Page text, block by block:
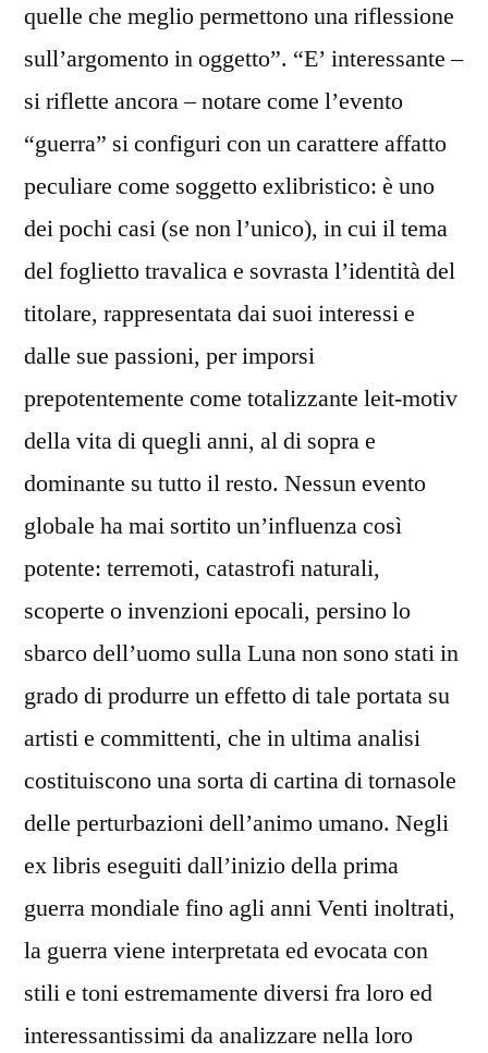
quelle che meglio permettono una riflessione
sull’argomento in oggetto”. “E’ interessante –
si riflette ancora – notare come l’evento
“guerra” si configuri con un carattere affatto
peculiare come soggetto exlibristico: è uno
dei pochi casi (se non l’unico), in cui il tema
del foglietto travalica e sovrasta l’identità del
titolare, rappresentata dai suoi interessi e
dalle sue passioni, per imporsi
prepotentemente come totalizzante leit-motiv
della vita di quegli anni, al di sopra e
dominante su tutto il resto. Nessun evento
globale ha mai sortito un’influenza così
potente: terremoti, catastrofi naturali,
scoperte o invenzioni epocali, persino lo
sbarco dell’uomo sulla Luna non sono stati in
grado di produrre un effetto di tale portata su
artisti e committenti, che in ultima analisi
costituiscono una sorta di cartina di tornasole
delle perturbazioni dell’animo umano. Negli
ex libris eseguiti dall’inizio della prima
guerra mondiale fino agli anni Venti inoltrati,
la guerra viene interpretata ed evocata con
stili e toni estremamente diversi fra loro ed
interessantissimi da analizzare nella loro